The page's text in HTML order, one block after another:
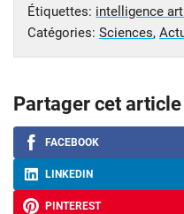
Étiquettes: intelligence
Catégories: Sciences,
Partager cet article
FACEBOOK
LINKEDIN
PINTEREST